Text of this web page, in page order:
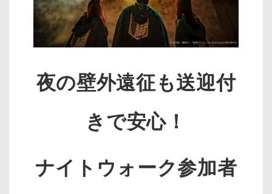
夜の壁外遠征も送迎付
きで安心！
ナイトウォーク参加者